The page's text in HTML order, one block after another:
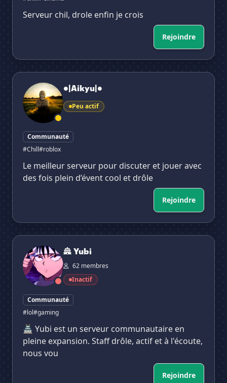
Serveur chil, drole enfin je crois
Rejoindre
•|Aikyu|•
•|Aikyu|•
Peu actif
Communauté
#Chill#roblox
Le meilleur serveur pour discuter et jouer avec
des fois plein d’évent cool et drôle
Rejoindre
🏯 Yubi
🏯 Yubi
62 membres
Inactif
Communauté
#lol#gaming
🏯 Yubi est un serveur communautaire en
pleine expansion. Staff drôle, actif et à l'écoute,
nous vou
Rejoindre